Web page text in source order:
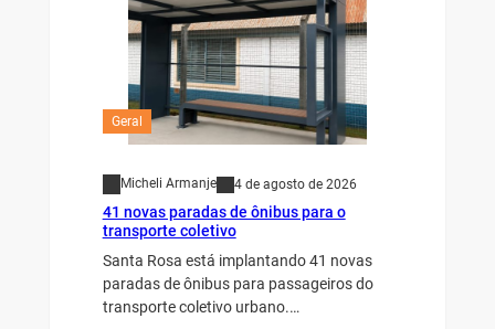
Geral
Micheli Armanje 4 de agosto de 2026
41 novas paradas de ônibus para o
transporte coletivo
Santa Rosa está implantando 41 novas
paradas de ônibus para passageiros do
transporte coletivo urbano.…